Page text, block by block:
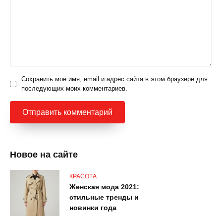
Сохранить моё имя, email и адрес сайта в этом браузере для
последующих моих комментариев.
Новое на сайте
КРАСОТА
Женская мода 2021:
стильные тренды и
новинки года